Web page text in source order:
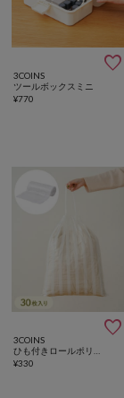

3COINS
ツールボックスミニ
¥770

3COINS
¥330